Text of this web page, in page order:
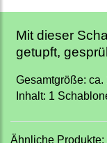
Mit dieser
getupft,
Gesamtgröße: ca.
Inhalt: 1
Ähnliche Produkte: